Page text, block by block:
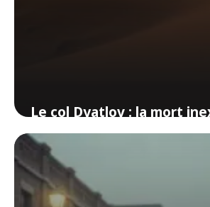
Le col Dyatlov : la mort
neuf randonneurs dans
3 juin 2026